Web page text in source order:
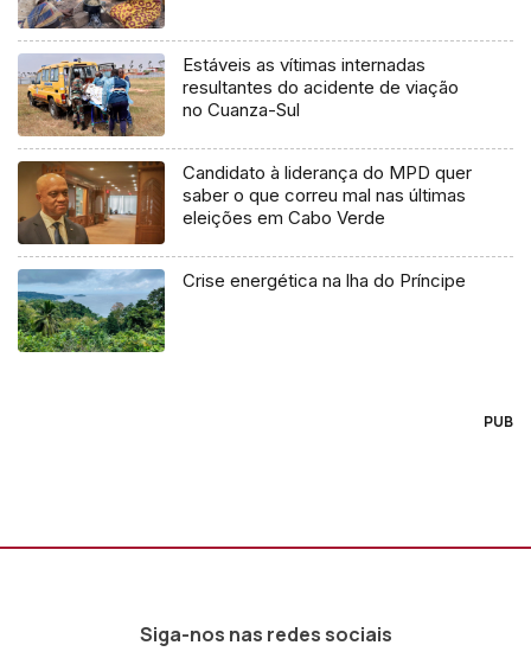
Estáveis as vítimas internadas
resultantes do acidente de viação
no Cuanza-Sul
Candidato à liderança do MPD quer
saber o que correu mal nas últimas
eleições em Cabo Verde
Crise energética na lha do Príncipe
PUB
Siga-nos nas redes sociais